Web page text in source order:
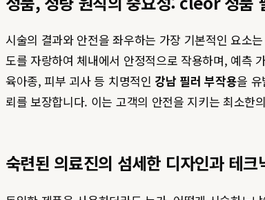
시술의 결과와 안전을 좌우하는 가장 기본적인 요소
도를 자랑하여 체내에서 안정적으로 작용하며, 예측
육아종, 피부 괴사 등 치명적인 강남 필러 부작용을
뢰를 보장합니다. 이는 고객의 안전을 지키는 최소한
숙련된 의료진의 섬세한 디자인과 테크